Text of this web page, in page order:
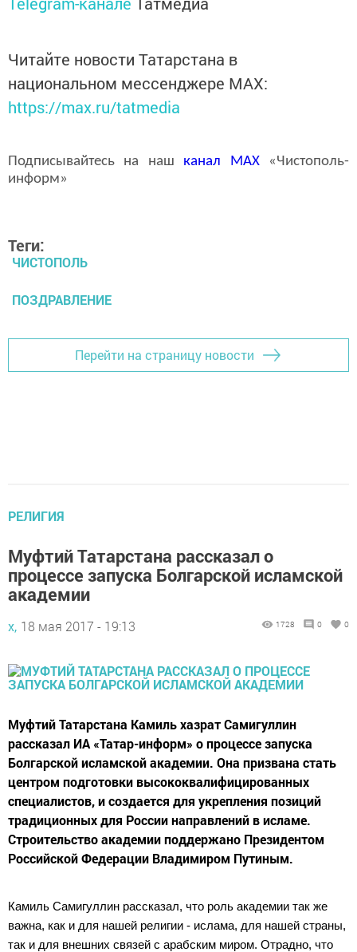
Читайте новости Татарстана в
национальном мессенджере MАХ:
https://max.ru/tatmedia
Подписывайтесь на наш канал MAX«Чистополь-
информ»
Теги:
ЧИСТОПОЛЬ
ПОЗДРАВЛЕНИЕ
Перейти на страницу новости
РЕЛИГИЯ
Муфтий Татарстана рассказал о
процессе запуска Болгарской исламской
академии
х, 18 мая 2017 - 19:13 1728 0 0
Муфтий Татарстана Камиль хазрат Самигуллин
рассказал ИА «Татар-информ» о процессе запуска
Болгарской исламской академии. Она призвана стать
центром подготовки высококвалифицированных
специалистов, и создается для укрепления позиций
традиционных для России направлений в исламе.
Строительство академии поддержано Президентом
Российской Федерации Владимиром Путиным.
Камиль Самигуллин рассказал, что роль академии так же
важна, как и для нашей религии - ислама, для нашей страны,
так и для внешних связей с арабским миром. Отрадно, что